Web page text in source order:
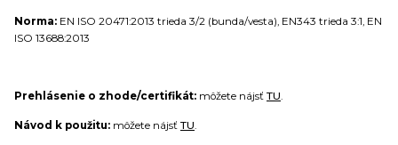
Norma: EN ISO 20471:2013 trieda 3/2 (bunda/vesta), EN343 trieda 3:1, EN
ISO 13688:2013
Prehlásenie o zhode/certifikát: môžete nájsť TU.
Návod k použitu: môžete nájsť TU.